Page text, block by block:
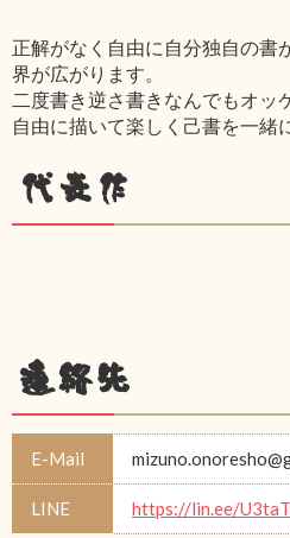
正解がなく自由に自分独自の書
界が広がります。
二度書き逆さ書きなんでもオッ
自由に描いて楽しく己書を一緒
代表作
連絡先
E-Mail
LINE https://lin.ee/